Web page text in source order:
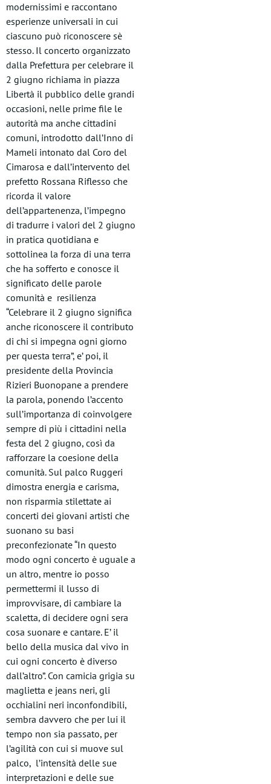
modernissimi e raccontano
esperienze universali in cui
ciascuno può riconoscere sè
stesso. Il concerto organizzato
dalla Prefettura per celebrare il
2 giugno richiama in piazza
Libertà il pubblico delle grandi
occasioni, nelle prime file le
autorità ma anche cittadini
comuni, introdotto dall’Inno di
Mameli intonato dal Coro del
Cimarosa e dall’intervento del
prefetto Rossana Riflesso che
ricorda il valore
dell’appartenenza, l’impegno
di tradurre i valori del 2 giugno
in pratica quotidiana e
sottolinea la forza di una terra
che ha sofferto e conosce il
significato delle parole
comunità e resilienza
“Celebrare il 2 giugno significa
anche riconoscere il contributo
di chi si impegna ogni giorno
per questa terra”, e’ poi, il
presidente della Provincia
Rizieri Buonopane a prendere
la parola, ponendo l’accento
sull’importanza di coinvolgere
sempre di più i cittadini nella
festa del 2 giugno, così da
rafforzare la coesione della
comunità. Sul palco Ruggeri
dimostra energia e carisma,
non risparmia stilettate ai
concerti dei giovani artisti che
suonano su basi
preconfezionate “In questo
modo ogni concerto è uguale a
un altro, mentre io posso
permettermi il lusso di
improvvisare, di cambiare la
scaletta, di decidere ogni sera
cosa suonare e cantare. E’ il
bello della musica dal vivo in
cui ogni concerto è diverso
dall’altro”. Con camicia grigia su
maglietta e jeans neri, gli
occhialini neri inconfondibili,
sembra davvero che per lui il
tempo non sia passato, per
l’agilità con cui si muove sul
palco, l’intensità delle sue
interpretazioni e delle sue